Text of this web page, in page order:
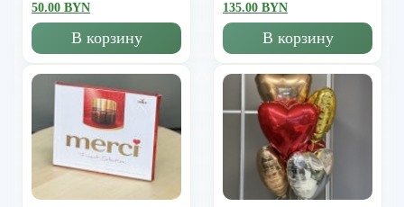
50.00 BYN
В корзину
135.00 BYN
В корзину